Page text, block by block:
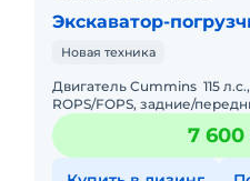
Экскаватор-
Новая техника
Двигатель Cummins 115
ROPS/FOPS, задние/
КПП CARRRO Power
кондиционер,
7